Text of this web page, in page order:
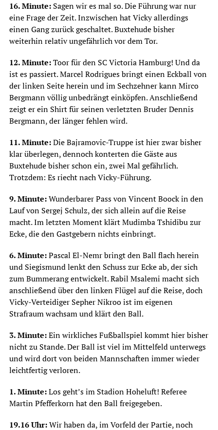
16. Minute: Sagen wir es mal so. Die Führung war nur
eine Frage der Zeit. Inzwischen hat Vicky allerdings
einen Gang zurück geschaltet. Buxtehude bisher
weiterhin relativ ungefährlich vor dem Tor.
12. Minute:Toor für den SC Victoria Hamburg! Und da
ist es passiert. Marcel Rodrigues bringt einen Eckball von
der linken Seite herein und im Sechzehner kann Mirco
Bergmann völlig unbedrängt einköpfen. Anschließend
zeigt er ein Shirt für seinen verletzten Bruder Dennis
Bergmann, der länger fehlen wird.
11. Minute:Die Bajramovic-Truppe ist hier zwar bisher
klar überlegen, dennoch konterten die Gäste aus
Buxtehude bisher schon ein, zwei Mal gefährlich.
Trotzdem: Es riecht nach Vicky-Führung.
9. Minute:Wunderbarer Pass von Vincent Boock in den
Lauf von Sergej Schulz, der sich allein auf die Reise
macht. Im letzten Moment klärt Mudimba Tshidibu zur
Ecke, die den Gastgebern nichts einbringt.
6. Minute:Pascal El-Nemr bringt den Ball flach herein
und Siegismund lenkt den Schuss zur Ecke ab, der sich
zum Bummerang entwickelt. Rabil Msalemi macht sich
anschließend über den linken Flügel auf die Reise, doch
Vicky-Verteidiger Sepher Nikroo ist im eigenen
Strafraum wachsam und klärt den Ball.
3. Minute:Ein wirkliches Fußballspiel kommt hier bisher
nicht zu Stande. Der Ball ist viel im Mittelfeld unterwegs
und wird dort von beiden Mannschaften immer wieder
leichtfertig verloren.
1. Minute:Los geht’s im Stadion Hoheluft! Referee
Martin Pfefferkorn hat den Ball freigegeben.
19.16 Uhr:Wir haben da, im Vorfeld der Partie, noch